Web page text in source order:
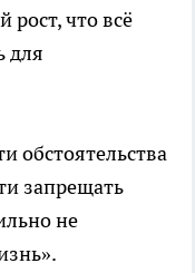
рост, что всё
для
обстоятельства
запрещать
не